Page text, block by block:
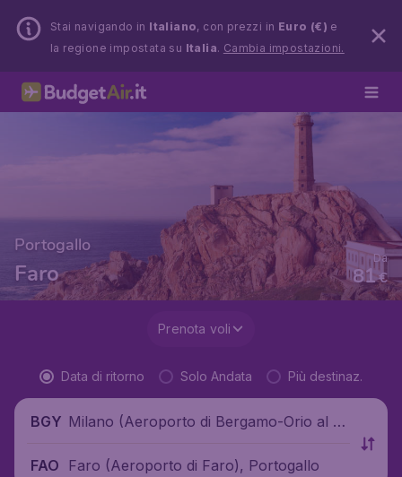
Stai navigando in Italiano, con prezzi in Euro (€) e
la regione impostata su Italia. Cambia impostazioni.
Portogallo
Faro €
81
Da
Prenota voli
Data di ritorno Solo Andata Più destinaz.
BGY Milano (Aeroporto di Bergamo-Orio al S
FAO Faro (Aeroporto di Faro), Portogallo